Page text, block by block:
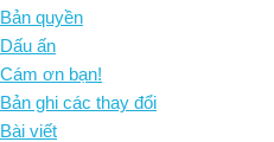
Bản quyền
Dấu ấn
Cám ơn bạn!
Bản ghi các thay đổi
Bài viết